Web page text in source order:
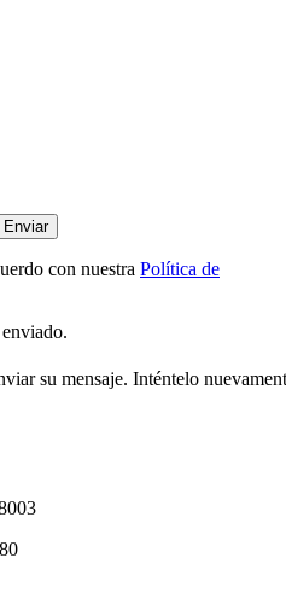
Enviar
con nuestra Política de
su mensaje. Inténtelo